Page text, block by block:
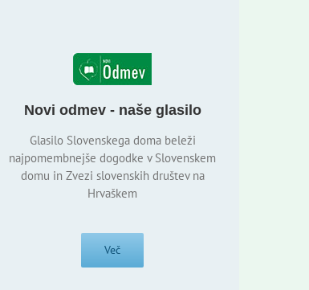
Novi odmev - naše glasilo
Glasilo Slovenskega doma beleži
najpomembnejše dogodke v Slovenskem
domu in Zvezi slovenskih društev na
Hrvaškem
Več